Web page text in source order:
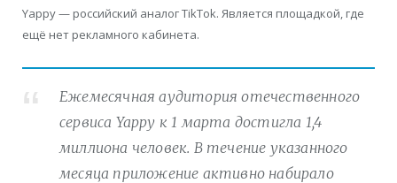
Yappy — российский аналог TikTok. Является площадкой, где
ещё нет рекламного кабинета.
Ежемесячная аудитория отечественного
сервиса Yappy к 1 марта достигла 1,4
миллиона человек. В течение указанного
месяца приложение активно набирало